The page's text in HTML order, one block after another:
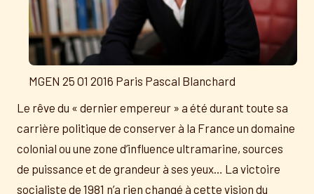
MGEN 25 O1 2016 Paris Pascal Blanchard
Le rêve du « dernier empereur » a été durant toute sa
carrière politique de conserver à la France un domaine
colonial ou une zone d’influence ultramarine, sources
de puissance et de grandeur à ses yeux… La victoire
socialiste de 1981 n’a rien changé à cette vision du